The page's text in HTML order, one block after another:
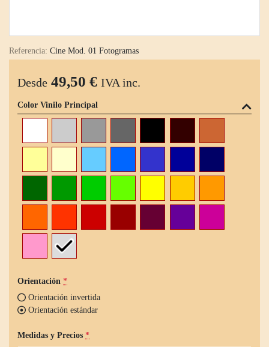
Referencia: Cine Mod. 01 Fotogramas
Desde 49,50 € IVA inc.
Color Vinilo Principal
Orientación *
Orientación invertida
Orientación estándar
Medidas y Precios *